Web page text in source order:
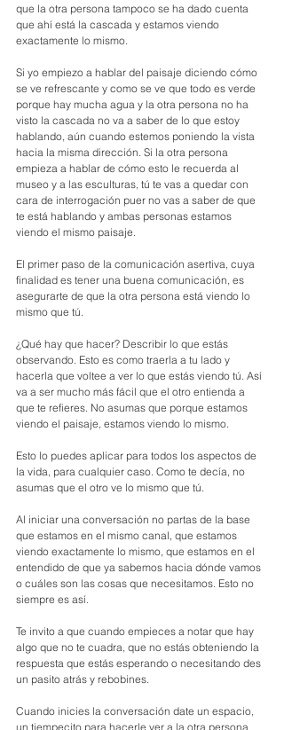
que la otra persona tampoco se ha dado cuenta
que ahí está la cascada y estamos viendo
exactamente lo mismo.
Si yo empiezo a hablar del paisaje diciendo cómo
se ve refrescante y como se ve que todo es verde
porque hay mucha agua y la otra persona no ha
visto la cascada no va a saber de lo que estoy
hablando, aún cuando estemos poniendo la vista
hacia la misma dirección. Si la otra persona
empieza a hablar de cómo esto le recuerda al
museo y a las esculturas, tú te vas a quedar con
cara de interrogación puer no vas a saber de que
te está hablando y ambas personas estamos
viendo el mismo paisaje.
El primer paso de la comunicación asertiva, cuya
finalidad es tener una buena comunicación, es
asegurarte de que la otra persona está viendo lo
mismo que tú.
¿Qué hay que hacer? Describir lo que estás
observando. Esto es como traerla a tu lado y
hacerla que voltee a ver lo que estás viendo tú. Así
va a ser mucho más fácil que el otro entienda a
que te refieres. No asumas que porque estamos
viendo el paisaje, estamos viendo lo mismo.
Esto lo puedes aplicar para todos los aspectos de
la vida, para cualquier caso. Como te decía, no
asumas que el otro ve lo mismo que tú.
Al iniciar una conversación no partas de la base
que estamos en el mismo canal, que estamos
viendo exactamente lo mismo, que estamos en el
entendido de que ya sabemos hacia dónde vamos
o cuáles son las cosas que necesitamos. Esto no
siempre es así.
Te invito a que cuando empieces a notar que hay
algo que no te cuadra, que no estás obteniendo la
respuesta que estás esperando o necesitando des
un pasito atrás y rebobines.
Cuando inicies la conversación date un espacio,
un tiempecito para hacerle ver a la otra persona